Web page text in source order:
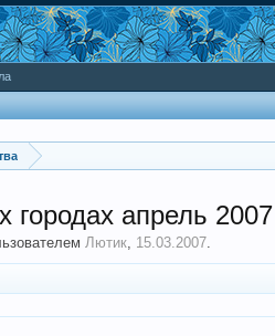
апрель 2007
Лютик, 15.03.2007.